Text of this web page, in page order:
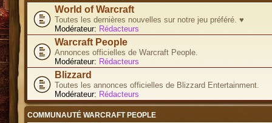
World of Warcraft
Toutes les dernières nouvelles sur notre jeu préféré. ♥
Modérateur: Rédacteurs
Warcraft People
Annonces officielles de Warcraft People.
Modérateur: Rédacteurs
Blizzard
Toutes les annonces officielles de Blizzard Entertainment.
Modérateur: Rédacteurs
COMMUNAUTÉ WARCRAFT PEOPLE